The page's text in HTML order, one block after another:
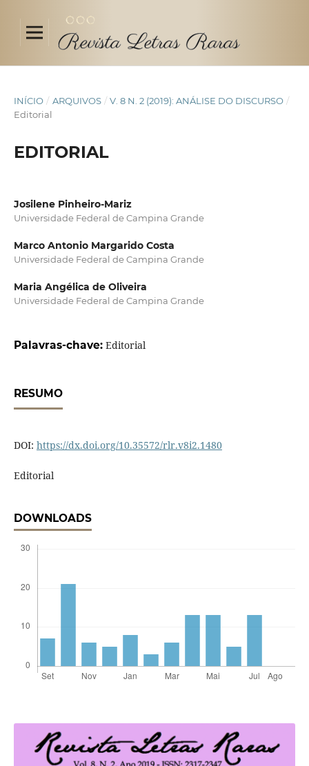
INÍCIO / ARQUIVOS / V. 8 N. 2 (2019): ANÁLISE DO DISCURSO /
Editorial
EDITORIAL
Josilene Pinheiro-Mariz
Universidade Federal de Campina Grande
Marco Antonio Margarido Costa
Universidade Federal de Campina Grande
Maria Angélica de Oliveira
Universidade Federal de Campina Grande
Palavras-chave: Editorial
RESUMO
DOI: https://dx.doi.org/10.35572/rlr.v8i2.1480
Editorial
DOWNLOADS